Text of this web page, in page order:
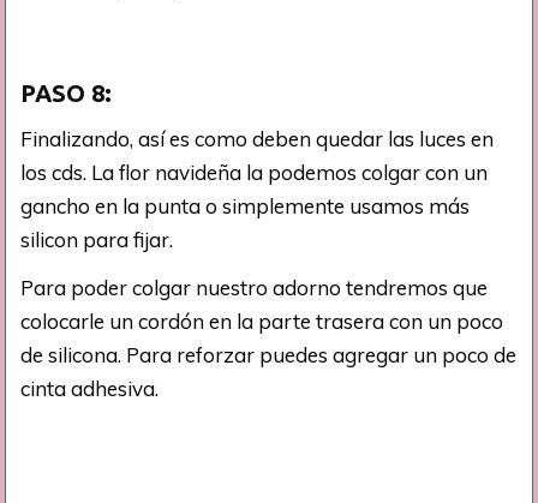
PASO 8:
Finalizando, así es como deben quedar las luces en
los cds. La flor navideña la podemos colgar con un
gancho en la punta o simplemente usamos más
silicon para fijar.
Para poder colgar nuestro adorno tendremos que
colocarle un cordón en la parte trasera con un poco
de silicona. Para reforzar puedes agregar un poco de
cinta adhesiva.